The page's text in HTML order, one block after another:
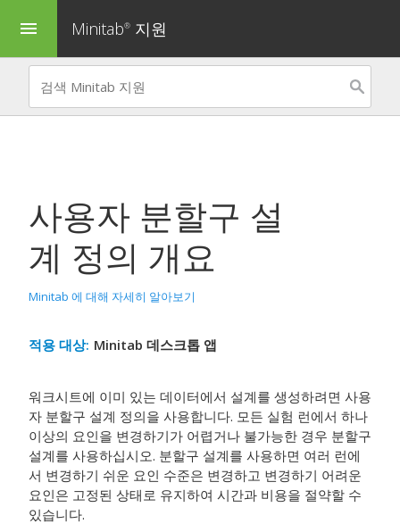
menu Minitab® 지원
사용자 분할구 설
계 정의 개요
Minitab 에 대해 자세히 알아보기
적용 대상: Minitab 데스크톱 앱
워크시트에 이미 있는 데이터에서 설계를 생성하려면 사용
자 분할구 설계 정의을 사용합니다. 모든 실험 런에서 하나
이상의 요인을 변경하기가 어렵거나 불가능한 경우 분할구
설계를 사용하십시오. 분할구 설계를 사용하면 여러 런에
서 변경하기 쉬운 요인 수준은 변경하고 변경하기 어려운
요인은 고정된 상태로 유지하여 시간과 비용을 절약할 수
있습니다.